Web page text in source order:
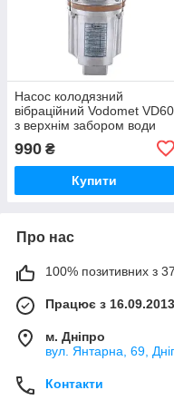
Насос колодязний
вібраційний Vodomet VD60
з верхнім забором води
990 ₴
Купити
Про нас
100% позитивних з 37
Працює з 16.09.2013
м. Дніпро
вул. Янтарна, 69,
Контакти